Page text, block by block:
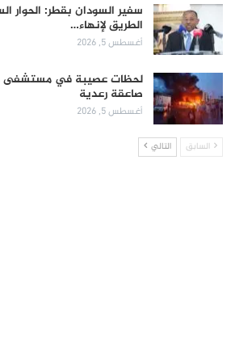
سفير السودان بقطر: الحوار
الطريق لإنهاء…
أغسطس 5, 2026
لحظات عصيبة في مستشفى
صاعقة رعدية
أغسطس 5, 2026
السابق التالي